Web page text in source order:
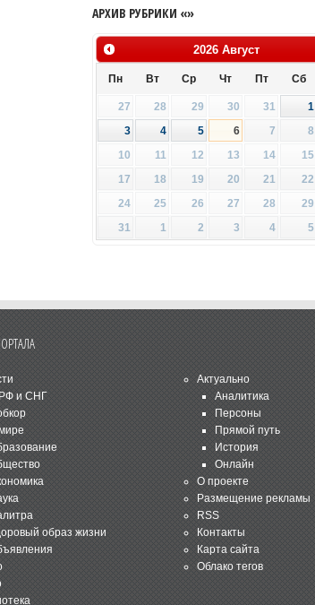
АРХИВ РУБРИКИ «»
2026 Август
Пн Вт Ср Чт Пт Сб
27 28 29 30 31 1
3
4 5 6 7 8
10
11 12 13 14 15
17
18 19 20 21 22
24
25 26 27 28 29
31
1 2 3 4 5
и СНГ
образ жизни
Актуально
Аналитика
Персоны
Прямой путь
История
Онлайн
О проекте
Размещение рекламы
RSS
Контакты
Карта сайта
Облако тегов